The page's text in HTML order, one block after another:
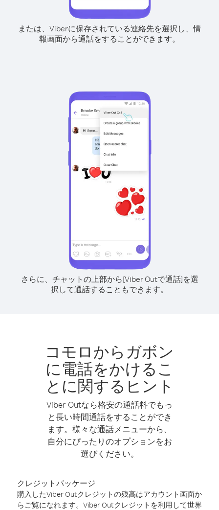
または、Viberに保存されている連絡先を選択し、情
報画面から通話をすることができます。
さらに、チャットの上部から[Viber Outで通話]を選
択して通話することもできます。
コモロからガボン
に電話をかけるこ
とに関するヒント
Viber Outなら格安の通話料でもっ
と長い時間通話をすることができ
ます。様々な通話メニューから、
自分にぴったりのオプションをお
選びください。
クレジットパッケージ
購入したViber Outクレジットの残高はアカウント画面か
らご覧になれます。Viber Outクレジットを利用して世界